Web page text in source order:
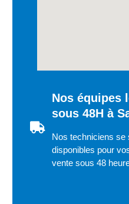
Nos équipes
sous 48H à
Nos techniciens se
disponibles pour
vente sous 48